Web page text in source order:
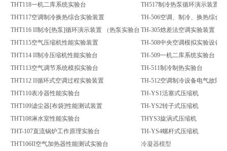
THT118一机二库系统实验台
TH517制冷热泵循环演示装置
THT117空调制冷换热综合实验装置
TH-506空调、制冷、换热综合
THT116 II制冷[热泵]循环演示装置 （热泵实验台 TH-305焓差法空调实验装置
THT115空气压缩机性能实验装置
TH-508中央空调模拟实验设备
THT114 II制冷压缩机性能实验台
TH-509一机二库系统实验台
THT113空气调节系统模拟实验台
TH-511制冷制热实验台
THT112 II循环式空调过程实验装置
TH-512空调制冷设备电气故障
THT110表冷器性能实验台
TH-YS1活塞式压缩机
THT109滤尘器[布袋]性能测试装置
TH-YS2转子式压缩机
THT108淋水室性能实验台
THYS3旋涡式压缩机
THT-107直流锅炉工作原理实验台
TH-YS4螺杆式压缩机
THT106II空气加热器性能测试实验台
冷凝器模型